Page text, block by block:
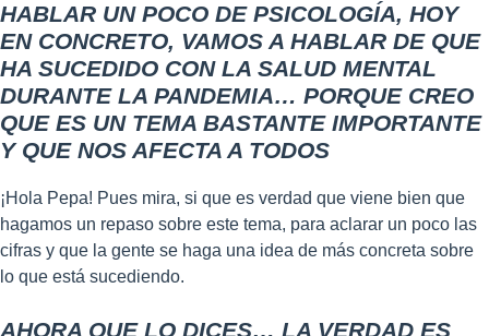
HABLAR UN POCO DE PSICOLOGÍA, HOY
EN CONCRETO, VAMOS A HABLAR DE QUE
HA SUCEDIDO CON LA SALUD MENTAL
DURANTE LA PANDEMIA… PORQUE CREO
QUE ES UN TEMA BASTANTE IMPORTANTE
Y QUE NOS AFECTA A TODOS
¡Hola Pepa! Pues mira, si que es verdad que viene bien que
hagamos un repaso sobre este tema, para aclarar un poco las
cifras y que la gente se haga una idea de más concreta sobre
lo que está sucediendo.
AHORA QUE LO DICES… LA VERDAD ES